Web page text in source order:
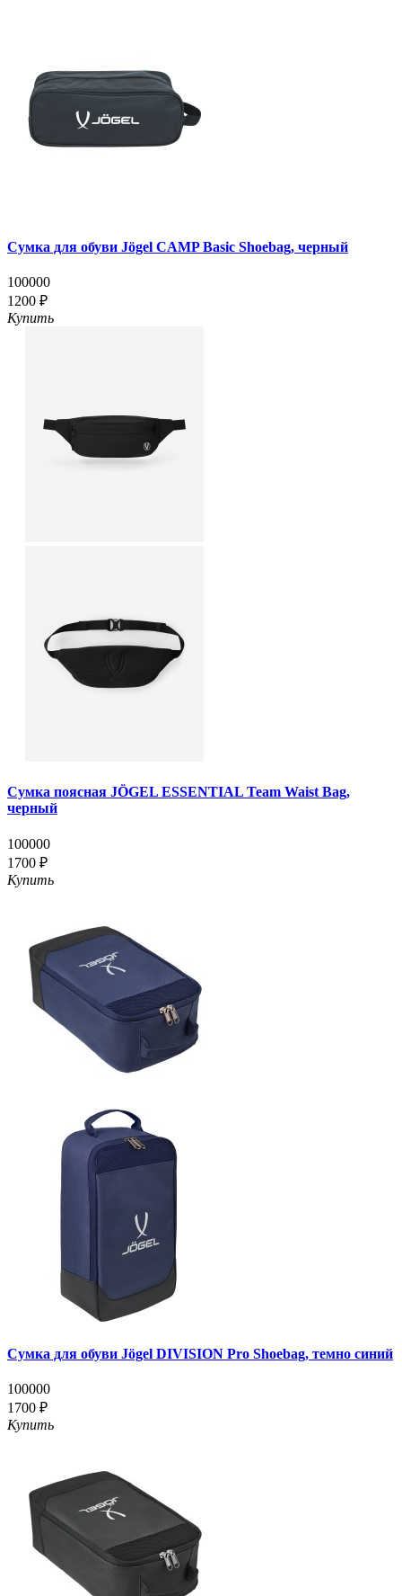
Сумка для обуви Jögel CAMP Basic Shoebag, черный
100000
1200 ₽
Купить
Сумка поясная JÖGEL ESSENTIAL Team Waist Bag,
черный
100000
1700 ₽
Купить
Сумка для обуви Jögel DIVISION Pro Shoebag, темно синий
100000
1700 ₽
Купить